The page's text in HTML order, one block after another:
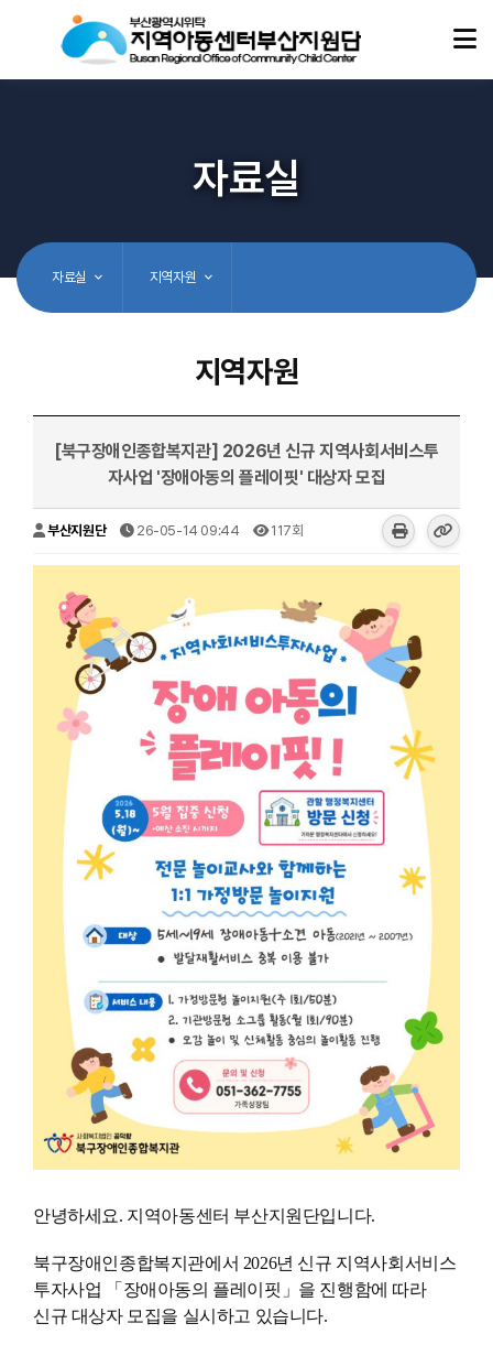
자료실
자료실 지역자원
지역자원
[북구장애인종합복지관] 2026년 신규 지역사회서비스투
자사업 '장애아동의 플레이핏' 대상자 모집
부산지원단 26-05-14 09:44 117회
안녕하세요. 지역아동센터 부산지원단입니다.
북구장애인종합복지관에서 2026년 신규 지역사회서비스
투자사업 「장애아동의 플레이핏」을 진행함에 따라
신규 대상자 모집을 실시하고 있습니다.